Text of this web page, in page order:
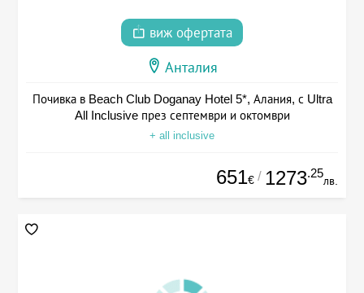
виж офертата
Анталия
Почивка в Beach Club Doganay Hotel 5*, Алания, с Ultra
All Inclusive през септември и октомври
+ all inclusive
651€ / 1273.25
лв.